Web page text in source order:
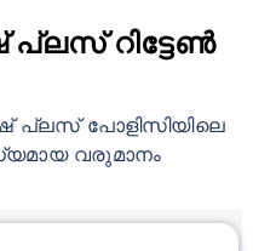
റിട്ടേൺ
പ്ലസ് പോളിസിയിലെ
വരുമാനം